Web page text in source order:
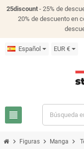
25discount- 25% de
20% de descuento en
Español EUR €
view_headline
chevron_right Figuras chevron_right Manga chevron_right